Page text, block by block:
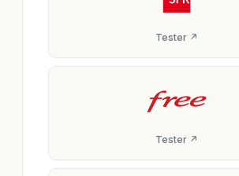
Tester ↗
Tester ↗